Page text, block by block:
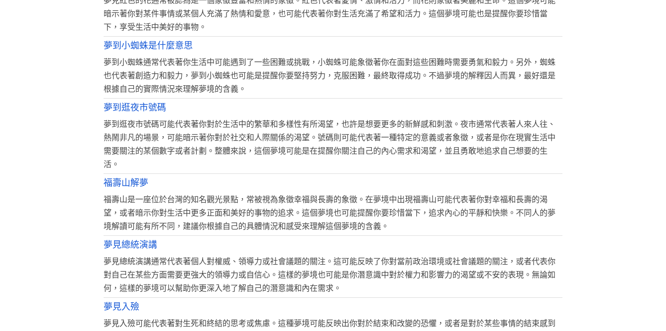
暗示著你對某件事情或某個人充滿了熱情和愛意，也可能代表著你對生活充滿了希望和活力。這個夢境可能也是提醒你要珍惜當
下，享受生活中美好的事物。
夢到小蜘蛛是什麼意思
夢到小蜘蛛通常代表著你生活中可能遇到了一些困難或挑戰，小蜘蛛可能象徵著你在面對這些困難時需要勇氣和毅力。另外，蜘蛛
也代表著創造力和毅力，夢到小蜘蛛也可能是提醒你要堅持努力，克服困難，最終取得成功。不過夢境的解釋因人而異，最好還是
根據自己的實際情況來理解夢境的含義。
夢到逛夜市號碼
夢到逛夜市號碼可能代表著你對於生活中的繁華和多樣性有所渴望，也許是想要更多的新鮮感和刺激。夜市通常代表著人來人往、
熱鬧非凡的場景，可能暗示著你對於社交和人際關係的渴望。號碼則可能代表著一種特定的意義或者象徵，或者是你在現實生活中
需要關注的某個數字或者計劃。整體來說，這個夢境可能是在提醒你關注自己的內心需求和渴望，並且勇敢地追求自己想要的生
活。
福壽山解夢
福壽山是一座位於台灣的知名觀光景點，常被視為象徵幸福與長壽的象徵。在夢境中出現福壽山可能代表著你對幸福和長壽的渴
望，或者暗示你對生活中更多正面和美好的事物的追求。這個夢境也可能提醒你要珍惜當下，追求內心的平靜和快樂。不同人的夢
境解讀可能有所不同，建議你根據自己的具體情況和感受來理解這個夢境的含義。
夢見總統演講
夢見總統演講通常代表著個人對權威、領導力或社會議題的關注。這可能反映了你對當前政治環境或社會議題的關注，或者代表你
對自己在某些方面需要更強大的領導力或自信心。這樣的夢境也可能是你潛意識中對於權力和影響力的渴望或不安的表現。無論如
何，這樣的夢境可以幫助你更深入地了解自己的潛意識和內在需求。
夢見入殮
夢見入殮可能代表著對生死和終結的思考或焦慮。這種夢境可能反映出你對於結束和改變的恐懼，或者是對於某些事情的結束感到